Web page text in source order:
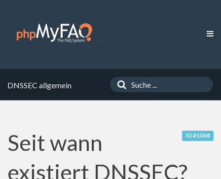
DNSSEC allgemein
ID #1004
Seit wann
existiert DNSSEC?